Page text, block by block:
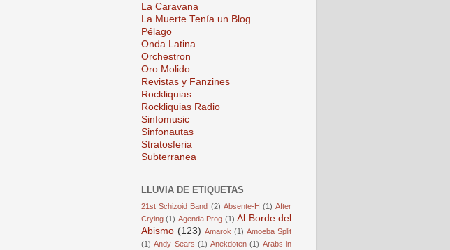
La Caravana
La Muerte Tenía un Blog
Pélago
Onda Latina
Orchestron
Oro Molido
Revistas y Fanzines
Rockliquias
Rockliquias Radio
Sinfomusic
Sinfonautas
Stratosferia
Subterranea
LLUVIA DE ETIQUETAS
21st Schizoid Band (2) Absente-H (1) After
Crying (1) Agenda Prog (1) Al Borde del
Abismo (123) Amarok (1) Amoeba Split
(1) Andy Sears (1) Anekdoten (1) Arabs in